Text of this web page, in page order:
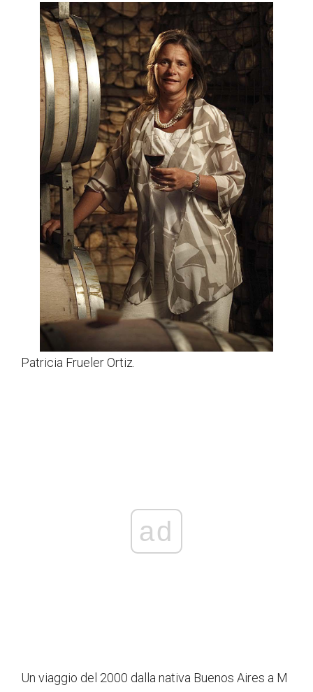
Patricia Frueler Ortiz.
ad
Un viaggio del 2000 dalla nativa Buenos Aires a M